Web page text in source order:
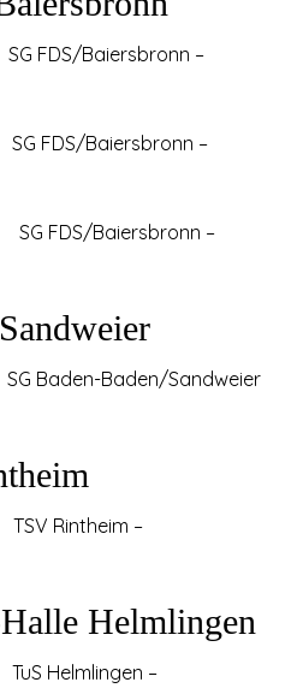
FDS/Baiersbronn –
FDS/Baiersbronn –
FDS/Baiersbronn –
Baden-Baden/Sandweier
Rintheim –
Helmlingen
Helmlingen –